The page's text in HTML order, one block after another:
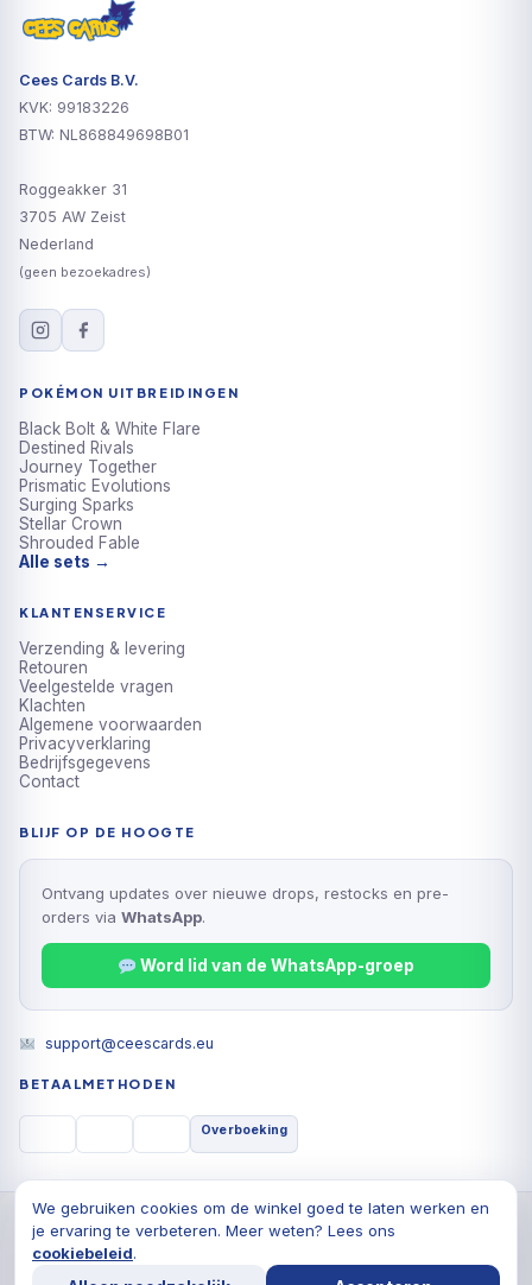
Cees Cards B.V.
KVK: 99183226
BTW: NL868849698B01
Roggeakker 31
3705 AW Zeist
Nederland
(geen bezoekadres)
POKÉMON UITBREIDINGEN
Black Bolt & White Flare
Destined Rivals
Journey Together
Prismatic Evolutions
Surging Sparks
Stellar Crown
Shrouded Fable
Alle sets →
KLANTENSERVICE
Verzending & levering
Retouren
Veelgestelde vragen
Klachten
Algemene voorwaarden
Privacyverklaring
Bedrijfsgegevens
Contact
BLIJF OP DE HOOGTE
Ontvang updates over nieuwe drops, restocks en pre-
orders via WhatsApp.
Word lid van de WhatsApp-groep
support@ceescards.eu
BETAALMETHODEN
Overboeking
© 2026 Cees Cards B.V., Alle rechten voorbehouden
PrivacyverklaringAlgemene voorwaarden Cookiebeleid
We gebruiken cookies om de winkel goed te laten werken en
je ervaring te verbeteren. Meer weten? Lees ons
cookiebeleid.